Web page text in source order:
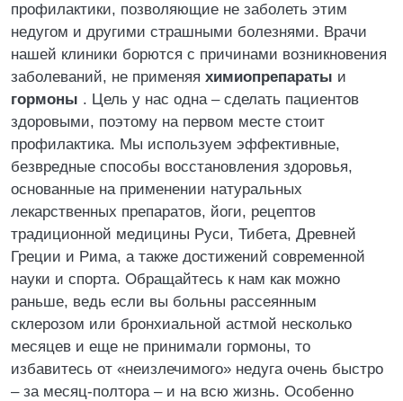
профилактики, позволяющие не заболеть этим
недугом и другими страшными болезнями. Врачи
нашей клиники борются с причинами возникновения
заболеваний, не применяя химиопрепараты и
гормоны . Цель у нас одна – сделать пациентов
здоровыми, поэтому на первом месте стоит
профилактика. Мы используем эффективные,
безвредные способы восстановления здоровья,
основанные на применении натуральных
лекарственных препаратов, йоги, рецептов
традиционной медицины Руси, Тибета, Древней
Греции и Рима, а также достижений современной
науки и спорта. Обращайтесь к нам как можно
раньше, ведь если вы больны рассеянным
склерозом или бронхиальной астмой несколько
месяцев и еще не принимали гормоны, то
избавитесь от «неизлечимого» недуга очень быстро
– за месяц-полтора – и на всю жизнь. Особенно